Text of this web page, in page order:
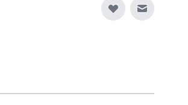
Envoyer